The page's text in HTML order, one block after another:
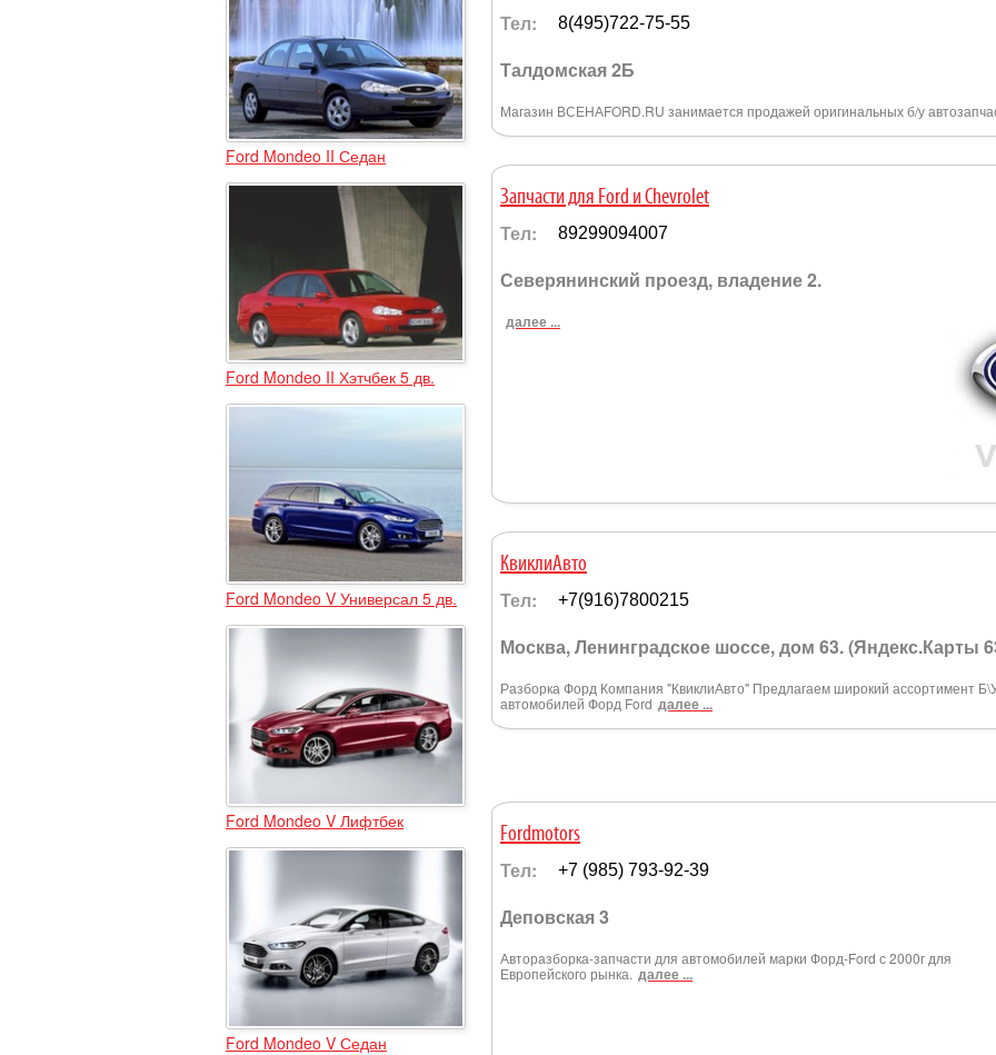
Ford Mondeo II Седан
Ford Mondeo II Хэтчбек 5 дв.
Ford Mondeo V Универсал 5 дв.
Ford Mondeo V Лифтбек
Ford Mondeo V Седан
Тел: 8(495)722-75-55
Талдомская 2Б
Магазин ВСЕНАFORD.RU занимается продажей оригинальных б/у
Запчасти для Ford и Chevrolet
Тел: 89299094007
Северянинский проезд, владение 2.
далее ...
КвиклиАвто
Тел: +7(916)7800215
Москва, Ленинградское шоссе, дом 63. (Яндекс.Карты
Разборка Форд Компания "КвиклиАвто" Предлагаем широкий ассортимент
автомобилей Форд Ford далее ...
Fordmotors
Тел: +7 (985) 793-92-39
Деповская 3
Авторазборка-запчасти для автомобилей марки Форд-Ford с 2000г для
Европейского рынка. далее ...